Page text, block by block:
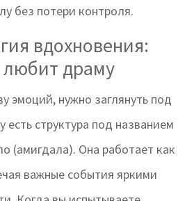
без потери контроля.
вдохновения:
любит драму
эмоций, нужно заглянуть под
структура под названием
(амигдала). Она работает как
важные события яркими